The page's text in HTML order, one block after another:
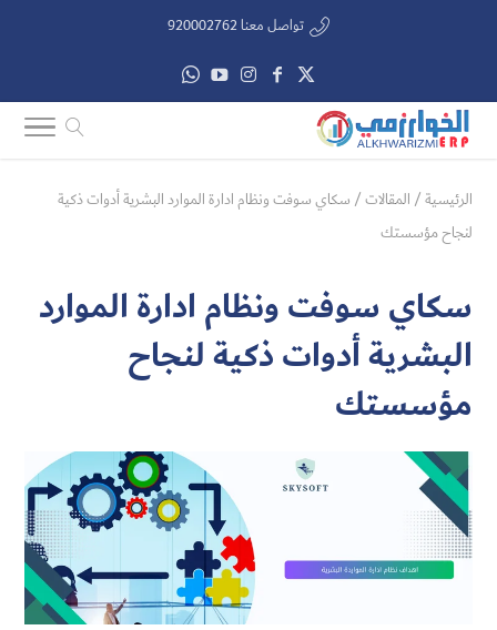
تواصل معنا 920002762
الرئيسية/ المقالات/ سكاي سوفت ونظام ادارة الموارد البشرية أدوات ذكية
لنجاح مؤسستك
سكاي سوفت ونظام ادارة الموارد
البشرية أدوات ذكية لنجاح
مؤسستك